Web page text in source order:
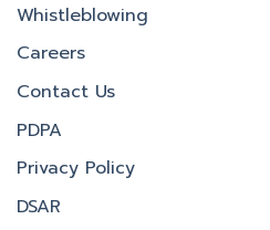
Whistleblowing
Careers
Contact Us
PDPA
Privacy Policy
DSAR